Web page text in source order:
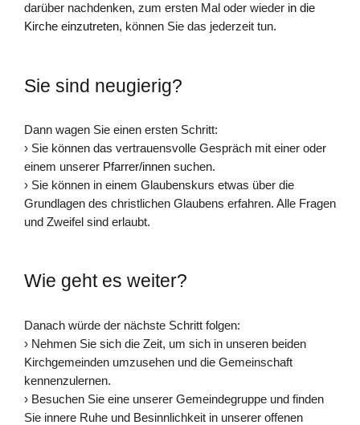
darüber nachdenken, zum ersten Mal oder wieder in die
Kirche einzutreten, können Sie das jederzeit tun.
Sie sind neugierig?
Dann wagen Sie einen ersten Schritt:
› Sie können das vertrauensvolle Gespräch mit einer oder
einem unserer Pfarrer/innen suchen.
› Sie können in einem Glaubenskurs etwas über die
Grundlagen des christlichen Glaubens erfahren. Alle Fragen
und Zweifel sind erlaubt.
Wie geht es weiter?
Danach würde der nächste Schritt folgen:
› Nehmen Sie sich die Zeit, um sich in unseren beiden
Kirchgemeinden umzusehen und die Gemeinschaft
kennenzulernen.
› Besuchen Sie eine unserer Gemeindegruppe und finden
Sie innere Ruhe und Besinnlichkeit in unserer offenen